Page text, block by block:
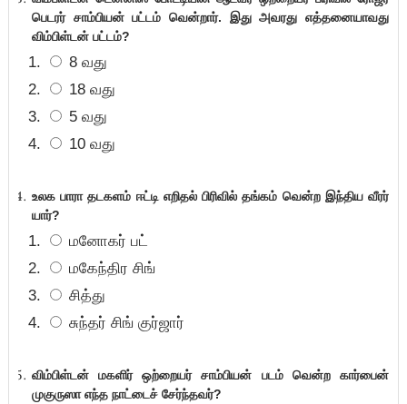
பெடரர் சாம்பியன் பட்டம் வென்றார். இது அவரது எத்தனையாவது
விம்பிள்டன் பட்டம்?
8 வது
18 வது
5 வது
10 வது
உலக பாரா தடகளம் ஈட்டி எறிதல் பிரிவில் தங்கம் வென்ற இந்திய வீரர்
யார்?
மனோகர் பட்
மகேந்திர சிங்
சித்து
சுந்தர் சிங் குர்ஜார்
விம்பிள்டன் மகளிர் ஒற்றையர் சாம்பியன் படம் வென்ற கார்பைன்
முகுருஸா எந்த நாட்டைச் சேர்ந்தவர்?